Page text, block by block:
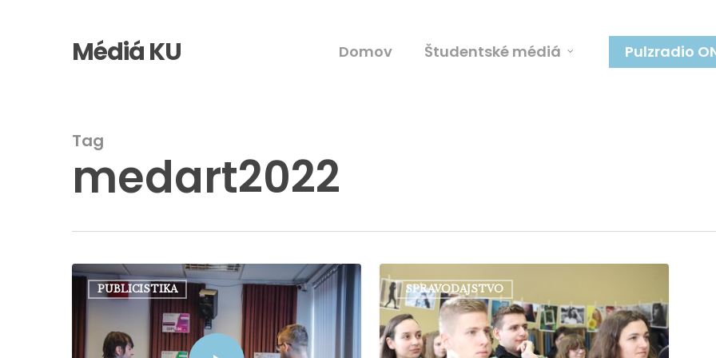
Médiá KU Domov Študentské médiá Pulzradio
Tag
medart2022
PUBLICISTIKA
V
Ružomberku
ocenia
originalitu
SPRAVODAJSTVO